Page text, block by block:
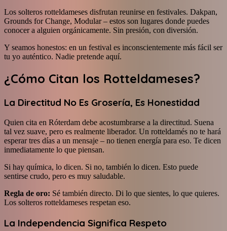
Los solteros rotteldameses disfrutan reunirse en festivales. Dakpan,
Grounds for Change, Modular – estos son lugares donde puedes
conocer a alguien orgánicamente. Sin presión, con diversión.
Y seamos honestos: en un festival es inconscientemente más fácil ser
tu yo auténtico. Nadie pretende aquí.
¿Cómo Citan los Rotteldameses?
La Directitud No Es Grosería, Es Honestidad
Quien cita en Róterdam debe acostumbrarse a la directitud. Suena
tal vez suave, pero es realmente liberador. Un rotteldamés no te hará
esperar tres días a un mensaje – no tienen energía para eso. Te dicen
inmediatamente lo que piensan.
Si hay química, lo dicen. Si no, también lo dicen. Esto puede
sentirse crudo, pero es muy saludable.
Regla de oro: Sé también directo. Di lo que sientes, lo que quieres.
Los solteros rotteldameses respetan eso.
La Independencia Significa Respeto